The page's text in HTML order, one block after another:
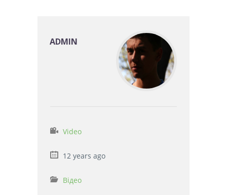
ADMIN
Video
12 years ago
Відео